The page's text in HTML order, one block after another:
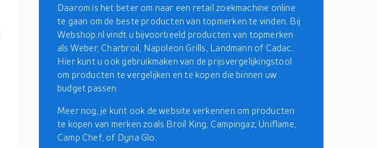
Daarom is het beter om naar een retail zoekmachine online
te gaan om de beste producten van topmerken te vinden. Bij
Webshop.nl vindt u bijvoorbeeld producten van topmerken
als Weber, Charbroil, Napoleon Grills, Landmann of Cadac.
Hier kunt u ook gebruikmaken van de prijsvergelijkingstool
om producten te vergelijken en te kopen die binnen uw
budget passen.
Meer nog, je kunt ook de website verkennen om producten
te kopen van merken zoals Broil King, Campingaz, Uniflame,
Camp Chef, of Dyna Glo.